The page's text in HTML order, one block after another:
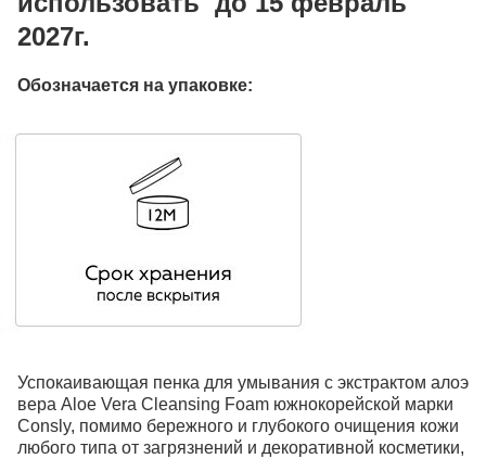
2027г.
Обозначается на упаковке:
Успокаивающая пенка для умывания c экстрактом алоэ
вера Aloe Vera Cleansing Foam южнокорейской марки
Consly, помимо бережного и глубокого очищения кожи
любого типа от загрязнений и декоративной косметики,